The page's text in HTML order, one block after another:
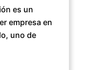
es un
empresa en
uno de